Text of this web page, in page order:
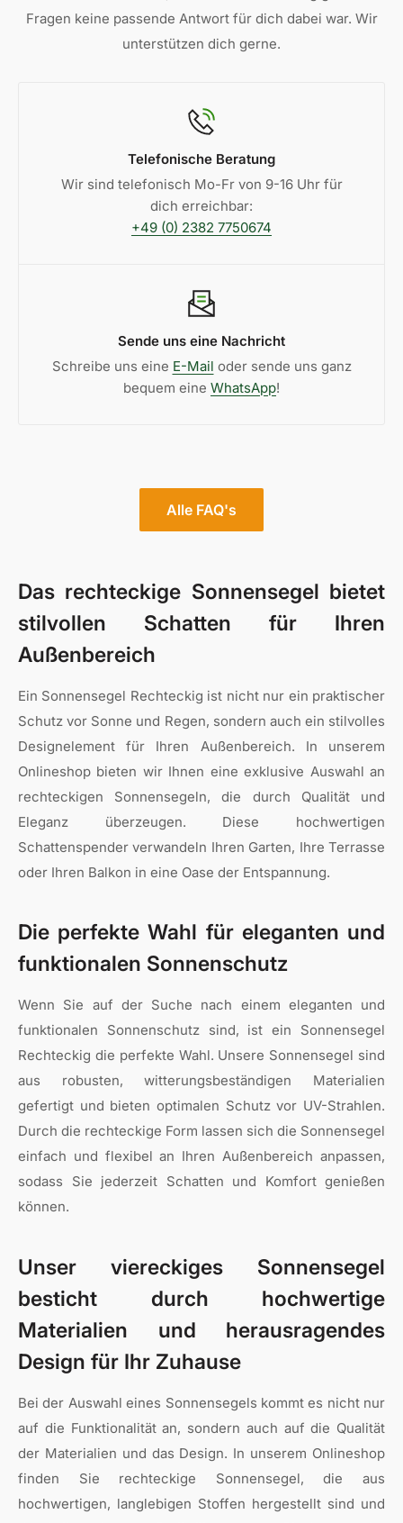
dass jede Retoure reibungslos und transparent
abläuft.
Fragen keine passende Antwort für dich dabei war. Wir
unterstützen dich gerne.
Telefonische Beratung
Wir sind telefonisch Mo-Fr von 9-16 Uhr für
dich erreichbar:
+49 (0) 2382 7750674
Sende uns eine Nachricht
Schreibe uns eine E-Mail oder sende uns ganz
bequem eine WhatsApp!
Alle FAQ's
Das rechteckige Sonnensegel bietet
stilvollen Schatten für Ihren
Außenbereich
Ein Sonnensegel Rechteckig ist nicht nur ein praktischer
Schutz vor Sonne und Regen, sondern auch ein stilvolles
Designelement für Ihren Außenbereich. In unserem
Onlineshop bieten wir Ihnen eine exklusive Auswahl an
rechteckigen Sonnensegeln, die durch Qualität und
Eleganz überzeugen. Diese hochwertigen
Schattenspender verwandeln Ihren Garten, Ihre Terrasse
oder Ihren Balkon in eine Oase der Entspannung.
Die perfekte Wahl für eleganten und
funktionalen Sonnenschutz
Wenn Sie auf der Suche nach einem eleganten und
funktionalen Sonnenschutz sind, ist ein Sonnensegel
Rechteckig die perfekte Wahl. Unsere Sonnensegel sind
aus robusten, witterungsbeständigen Materialien
gefertigt und bieten optimalen Schutz vor UV-Strahlen.
Durch die rechteckige Form lassen sich die Sonnensegel
einfach und flexibel an Ihren Außenbereich anpassen,
sodass Sie jederzeit Schatten und Komfort genießen
können.
Unser viereckiges Sonnensegel
besticht durch hochwertige
Materialien und herausragendes
Design für Ihr Zuhause
Bei der Auswahl eines Sonnensegels kommt es nicht nur
auf die Funktionalität an, sondern auch auf die Qualität
der Materialien und das Design. In unserem Onlineshop
finden Sie rechteckige Sonnensegel, die aus
hochwertigen, langlebigen Stoffen hergestellt sind und